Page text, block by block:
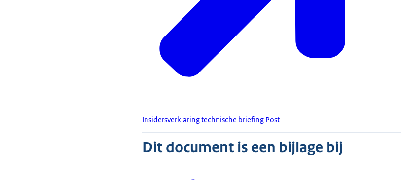
Insidersverklaring technische briefing Post
Dit document is een bijlage bij